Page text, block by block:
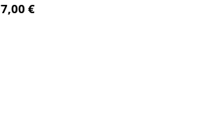
7,00 €